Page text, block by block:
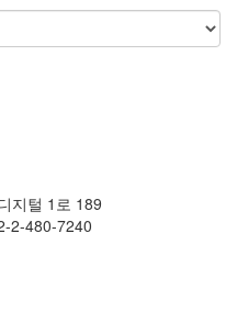
지털 1로 189
2-480-7240